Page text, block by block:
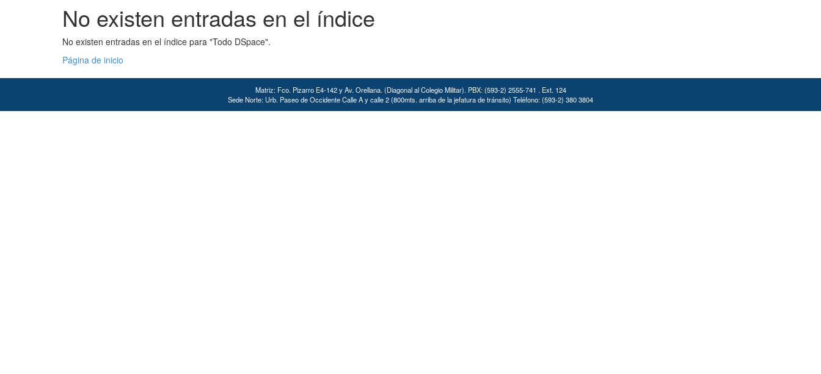
No existen entradas en el índice
No existen entradas en el índice para "Todo DSpace".
Página de inicio
Matriz: Fco. Pizarro E4-142 y Av. Orellana. (Diagonal al Colegio Militar). PBX: (593-2) 2555-741 . Ext. 124
Sede Norte: Urb. Paseo de Occidente Calle A y calle 2 (800mts. arriba de la jefatura de tránsito) Teléfono: (593-2) 380 3804